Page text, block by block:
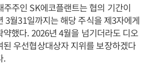
주주인 SK에코플랜트는 협의 기간이
3월31일까지는 해당 주식을 제3자에게
약했다. 2026년 4월을 넘기더라도 디오
된 우선협상대상자 지위를 보장하겠다
.